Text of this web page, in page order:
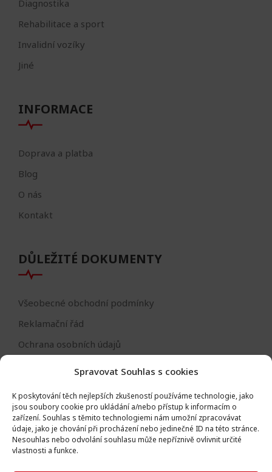
Spravovat Souhlas s cookies
K poskytování těch nejlepších zkušeností používáme technologie, jako
jsou soubory cookie pro ukládání a/nebo přístup k informacím o
zařízení. Souhlas s těmito technologiemi nám umožní zpracovávat
údaje, jako je chování při procházení nebo jedinečné ID na této stránce.
Nesouhlas nebo odvolání souhlasu může nepříznivě ovlivnit určité
vlastnosti a funkce.
Diagnostika
Rehabilitace a sport
Invalidní vozíky
Jiné
INFORMACE
Doprava a platba
Blog
O nás
Kontakt
DŮLEŽITÉ DOKUMENTY
Všeobecné obchodní podmínky
Reklamační řád
Ochrana osobních údajů
Formulář - odstoupení od smlouvy
Odstoupení od smlouvy